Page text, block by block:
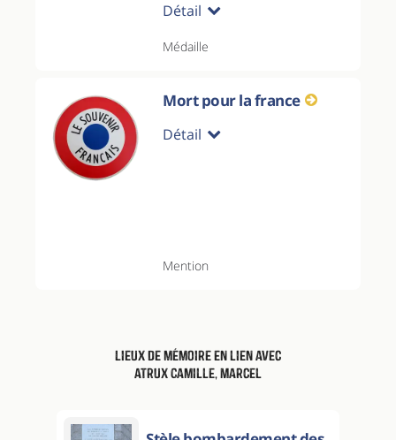
Détail
Médaille
Mort pour la france
Détail
Mention
Lieux de mémoire en lien avec
Atrux Camille, Marcel